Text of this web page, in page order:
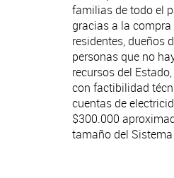
familias de todo el
gracias a la
residentes, dueños
personas que no
recursos del
con factibilidad
cuentas de
$300.000
tamaño del